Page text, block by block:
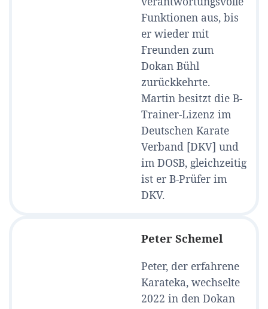
Funktionen aus, bis
er wieder mit
Freunden zum
Dokan Bühl
zurückkehrte.
Martin besitzt die B-
Trainer-Lizenz im
Deutschen Karate
Verband [DKV] und
im DOSB, gleichzeitig
ist er B-Prüfer im
DKV.
Peter Schemel
Peter, der erfahrene
Karateka, wechselte
2022 in den Dokan